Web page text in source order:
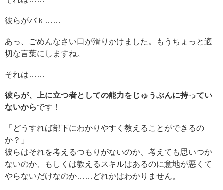
彼らがバｋ……
あっ、ごめんなさい口が滑りかけました。もうちょっと適
切な言葉にしますね。
それは……
彼らが、上に立つ者としての能力をじゅうぶんに持ってい
ないからです！
「どうすれば部下にわかりやすく教えることができるの
か？」
彼らはそれを考えるつもりがないのか、考えても思いつか
ないのか、もしくは教えるスキルはあるのに意地が悪くて
やらないだけなのか……どれかはわかりません。